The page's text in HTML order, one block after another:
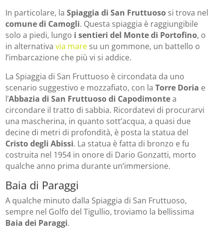
In particolare, laSpiaggia di San Fruttuoso si trova nel
comune di Camogli. Questa spiaggia è raggiungibile
solo a piedi, lungo i sentieri del Monte di Portofino, o
in alternativavia mare su un gommone, un battello o
l’imbarcazione che più vi si addice.
La Spiaggia di San Fruttuoso è circondata da uno
scenario suggestivo e mozzafiato, con laTorre Doria e
l’Abbazia di San Fruttuoso di Capodimontea
circondare il tratto di sabbia. Ricordatevi di procurarvi
una mascherina, in quanto sott’acqua, a quasi due
decine di metri di profondità, è posta la statua del
Cristo degli Abissi. La statua è fatta di bronzo e fu
costruita nel 1954 in onore di Dario Gonzatti, morto
qualche anno prima durante un’immersione.
Baia di Paraggi
A qualche minuto dalla Spiaggia di San Fruttuoso,
sempre nel Golfo del Tigullio, troviamo la bellissima
Baia dei Paraggi.